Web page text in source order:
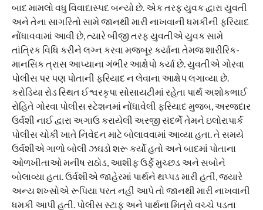
બાદ મામલો વધુ વિવાદાસ્પદ બન્યો છે. એક તરફ યુવક દ્વારા યુવતી
અને તેના સાગરિતો સામે જાનથી મારી નાખવાની ધમકીની ફરિયાદ
નોંધાવવામાં આવી છે, ત્યારે બીજી તરફ યુવતીએ યુવક સામે
તાંત્રિક વિધિ કરીને લગ્ન કરવા મજબૂર કર્યાના તેમજ શારીરિક-
માનસિક ત્રાસ આપ્યાના ગંભીર આક્ષેપો કર્યા છે. યુવતીએ ગોરવા
પોલીસ પર પણ પોતાની ફરિયાદ ન લેવાના આક્ષેપ લગાવ્યા છે.
કરોડિયા રોડ સ્થિત ઈશ્વરકૃપા સોસાયટીમાં રહેતા પાર્થ અશોકભાઈ
રોહિતે ગોરવા પોલીસ સ્ટેશનમાં નોંધાવેલી ફરિયાદ મુજબ, અરજદાર
ઉર્વશી નાઈ દ્વારા અગાઉ કરાયેલી અરજી સંદર્ભે તેમને ઇલોરાપાર્ક
પોલીસ ચોકી ખાતે નિવેદન માટે બોલાવવામાં આવ્યા હતા. તે સમયે
ઉર્વશીએ ગાળો બોલી ઝઘડો શરૂ કર્યો હતો અને બાદમાં પોતાના
ઓળખીતાઓ મનીષ રાઠોડ, આશીફ ઉર્ફે મુચ્છડ અને સબોને
બોલાવ્યા હતા. ઉર્વશીએ જાહેરમાં પાર્થને થપ્પડ મારી હતી, જ્યારે
અન્ય શખ્સોએ રૂપિયા પરત નહીં આપે તો જાનથી મારી નાખવાની
ધમકી આપી હતી. પોલીસ સ્ટાફ અને પાર્થના મિત્રો વચ્ચે પડતા